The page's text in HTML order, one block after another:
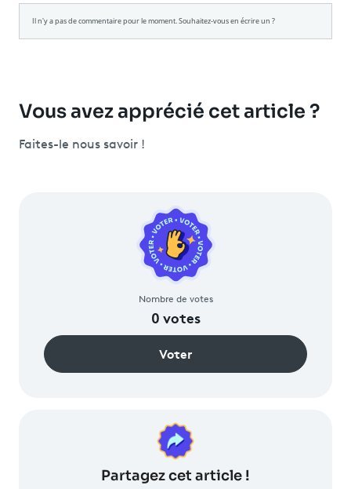
Vous avez apprécié cet article ?
Faites-le nous savoir !
Nombre de votes
0votes
Voter
Partagezcet article !